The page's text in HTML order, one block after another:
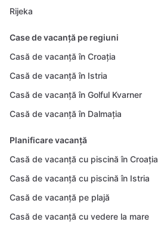
Rijeka
Case de vacanță pe regiuni
Casă de vacanță în Croația
Casă de vacanță în Istria
Casă de vacanță în Golful Kvarner
Casă de vacanță în Dalmația
Planificare vacanță
Casă de vacanță cu piscină în Croația
Casă de vacanță cu piscină în Istria
Casă de vacanță pe plajă
Casă de vacanță cu vedere la mare